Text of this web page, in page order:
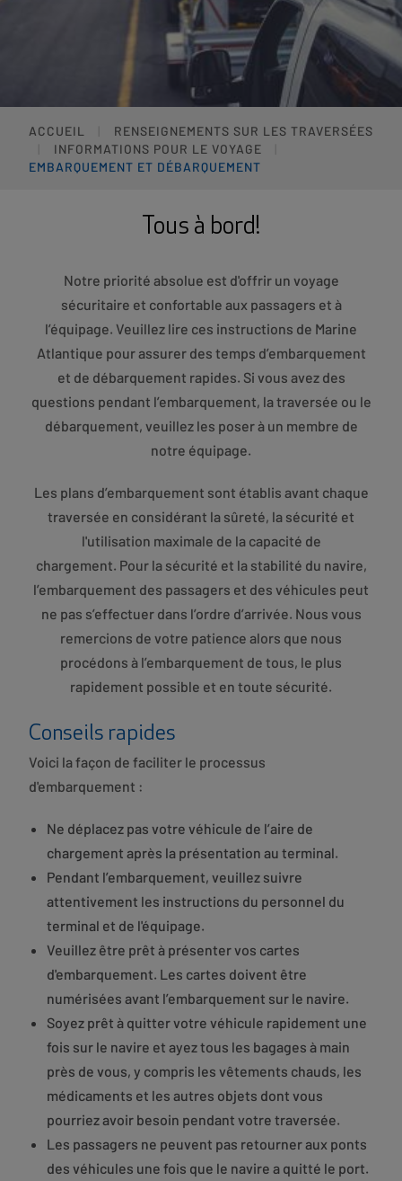
ACCUEIL
RENSEIGNEMENTS SUR LES TRAVERSÉES
INFORMATIONS POUR LE VOYAGE
EMBARQUEMENT ET DÉBARQUEMENT
Tous à bord!
Notre priorité absolue est d'offrir un voyage
sécuritaire et confortable aux passagers et à
l’équipage. Veuillez lire ces instructions de Marine
Atlantique pour assurer des temps d’embarquement
et de débarquement rapides. Si vous avez des
questions pendant l’embarquement, la traversée ou le
débarquement, veuillez les poser à un membre de
notre équipage.
Les plans d’embarquement sont établis avant chaque
traversée en considérant la sûreté, la sécurité et
l'utilisation maximale de la capacité de
chargement. Pour la sécurité et la stabilité du navire,
l’embarquement des passagers et des véhicules peut
ne pas s’effectuer dans l’ordre d’arrivée. Nous vous
remercions de votre patience alors que nous
procédons à l’embarquement de tous, le plus
rapidement possible et en toute sécurité.
Conseils rapides
Voici la façon de faciliter le processus
d'embarquement :
Ne déplacez pas votre véhicule de l’aire de
chargement après la présentation au terminal.
Pendant l’embarquement, veuillez suivre
attentivement les instructions du personnel du
terminal et de l'équipage.
Veuillez être prêt à présenter vos cartes
d'embarquement. Les cartes doivent être
numérisées avant l’embarquement sur le navire.
Soyez prêt à quitter votre véhicule rapidement une
fois sur le navire et ayez tous les bagages à main
près de vous, y compris les vêtements chauds, les
médicaments et les autres objets dont vous
pourriez avoir besoin pendant votre traversée.
Les passagers ne peuvent pas retourner aux ponts
des véhicules une fois que le navire a quitté le port.